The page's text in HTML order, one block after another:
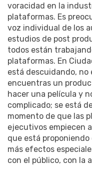
voracidad en la
plataformas. Es
voz individual de los
estudios de post
todos están
plataformas. En
está descuidando,
encuentras un
hacer una película y
complicado; se está
momento de que las
ejecutivos empiecen
que está
más efectos
con el público, con la